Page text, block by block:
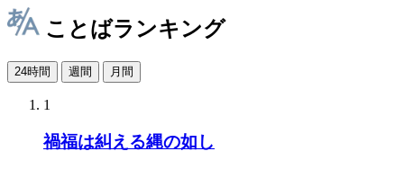
ことばランキング
24時間 週間 月間
1
禍福は糾える縄の如し